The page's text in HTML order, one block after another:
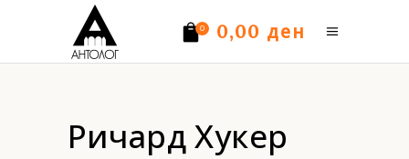
0 0,00 ден
Ричард Хукер